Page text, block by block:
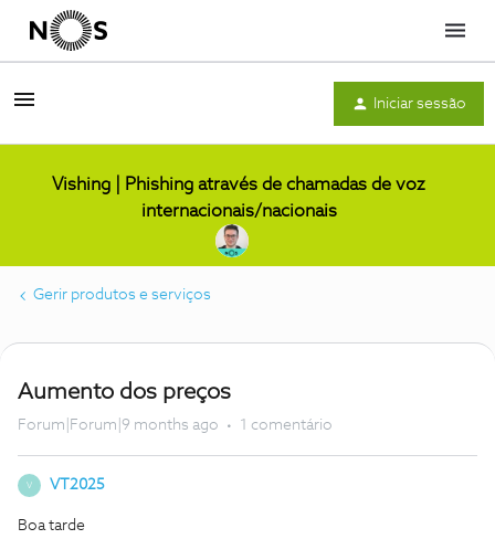
Menu
Iniciar sessão
Vishing | Phishing através de chamadas de voz
internacionais/nacionais
Gerir produtos e serviços
Aumento dos preços
Forum|Forum|9 months ago 1 comentário
V VT2025
Boa tarde